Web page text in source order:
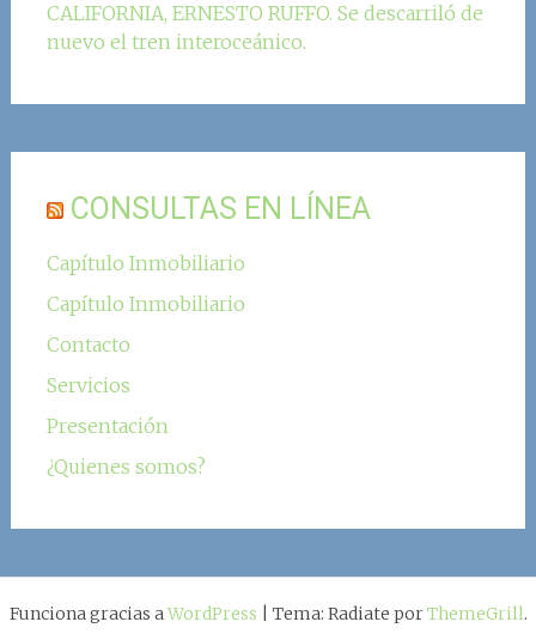
CALIFORNIA, ERNESTO RUFFO. Se descarriló de
nuevo el tren interoceánico.
CONSULTAS EN LÍNEA
Capítulo Inmobiliario
Capítulo Inmobiliario
Contacto
Servicios
Presentación
¿Quienes somos?
Funciona gracias aWordPress Tema: Radiate porThemeGrill.